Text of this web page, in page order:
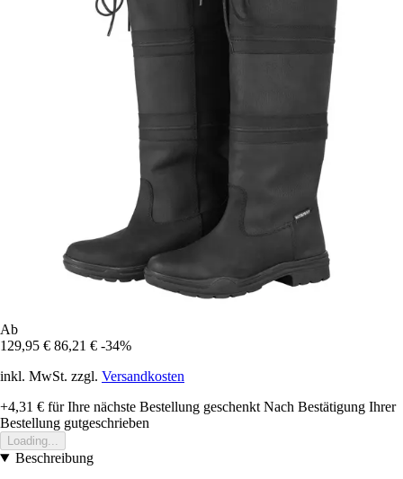
Ab
129,95 € 86,21 € -34%
inkl. MwSt. zzgl. Versandkosten
+4,31 € für Ihre nächste Bestellung geschenkt Nach Bestätigung Ihrer
Bestellung gutgeschrieben
Loading...
Beschreibung